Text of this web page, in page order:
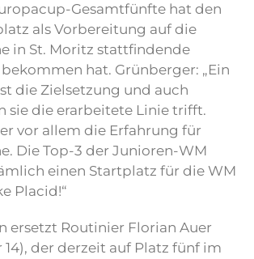
Gesamtfünfte hat den
als Vorbereitung auf die
in St. Moritz stattfindende
hat. Grünberger: „Ein
die Zielsetzung und auch
sie die erarbeitete Linie trifft.
vor allem die Erfahrung für
Die Top-3 der Junioren-WM
einen Startplatz für die WM
Placid!“
ersetzt Routinier Florian Auer
der derzeit auf Platz fünf im